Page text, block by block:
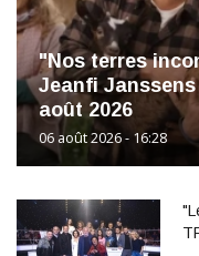
"Nos terres
Jeanfi
août 2026
06 août 2026 - 16:28